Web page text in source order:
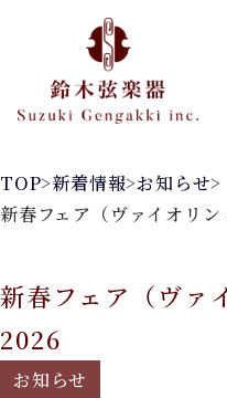
TOP>新着情報>お知らせ>
新春フェア（ヴァイオリ
新春フェア（ヴァ
2026
お知らせ